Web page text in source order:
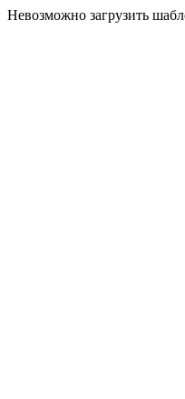
Невозможно загрузить